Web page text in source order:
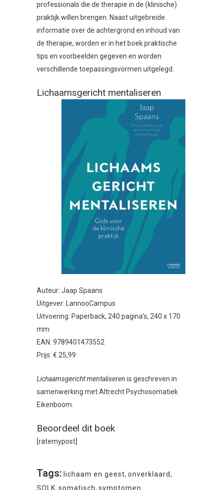
professionals die de therapie in de (klinische)
praktijk willen brengen. Naast uitgebreide
informatie over de achtergrond en inhoud van
de therapie, worden er in het boek praktische
tips en voorbeelden gegeven en worden
verschillende toepassingsvormen uitgelegd.
Lichaamsgericht mentaliseren
Auteur: Jaap Spaans
Uitgever: LannooCampus
Uitvoering: Paperback, 240 pagina’s, 240 x 170
mm
EAN: 9789401473552
Prijs: € 25,99
Lichaamsgericht mentaliseren is geschreven in
samenwerking met Altrecht Psychosomatiek
Eikenboom.
Beoordeel dit boek
[ratemypost]
Tags: lichaam en geest, onverklaard,
SOLK, somatisch, symptomen